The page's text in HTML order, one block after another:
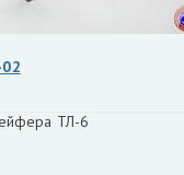
ТЛ-6